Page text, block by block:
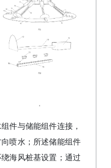
件与储能组件连接，
喷水；所述储能组件
海风桩基设置；通过